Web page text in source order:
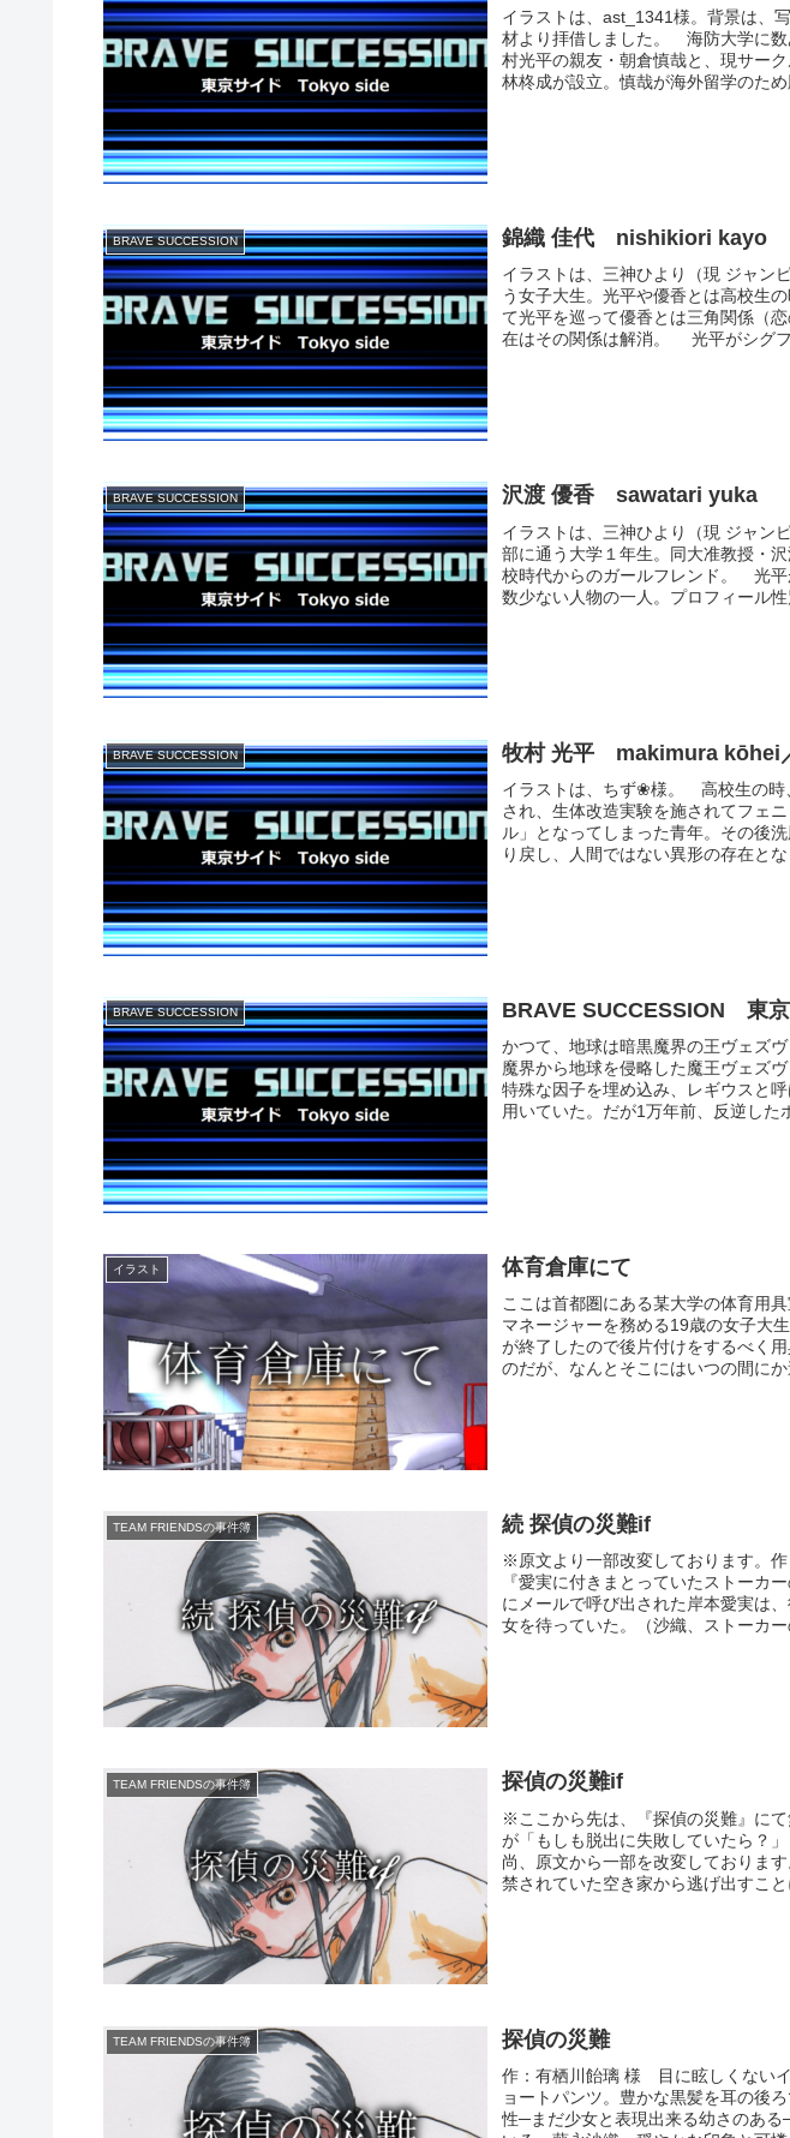
イラストは、ast_1341様。背景は、
材より拝借しました。 海防大学に
村光平の親友・朝倉慎哉と、現サー
林柊成が設立。慎哉が海外留学のた
BRAVE SUCCESSION 錦織 佳代 nishikiori kayo
イラストは、三神ひより（現 ジャ
う女子大生。光平や優香とは高校生
て光平を巡って優香とは三角関係（
在はその関係は解消。 光平がシグ
BRAVE SUCCESSION 沢渡 優香 sawatari yuka
イラストは、三神ひより（現 ジャ
部に通う大学１年生。同大准教授・
校時代からのガールフレンド。 光平
数少ない人物の一人。プロフィール性
BRAVE SUCCESSION 牧村 光平 makimura kōhei
イラストは、ちず❀様。 高校生の時
され、生体改造実験を施されてフェ
ル」となってしまった青年。その後
り戻し、人間ではない異形の存在と
BRAVE SUCCESSION BRAVE SUCCESSION 東
かつて、地球は暗黒魔界の王ヴェズ
魔界から地球を侵略した魔王ヴェズ
特殊な因子を埋め込み、レギウスと
用いていた。だが1万年前、反逆した
イラスト 体育倉庫にて
ここは首都圏にある某大学の体育用
マネージャーを務める19歳の女子大
が終了したので後片付けをするべく
のだが、なんとそこにはいつの間に
TEAM FRIENDSの事件簿 続 探偵の災難if
※原文より一部改変しております。
『愛実に付きまとっていたストーカ
にメールで呼び出された岸本愛実は
女を待っていた。（沙織、ストーカ
TEAM FRIENDSの事件簿 探偵の災難if
※ここから先は、『探偵の災難』に
が「もしも脱出に失敗していたら？
尚、原文から一部を改変しておりま
禁されていた空き家から逃げ出すこと
TEAM FRIENDSの事件簿 探偵の災難
作：有栖川飴璃 様 目に眩しくない
ョートパンツ。豊かな黒髪を耳の後
性─まだ少女と表現出来る幼さのあ